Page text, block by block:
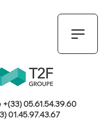
+(33)05.61.54.39.60
01.45.97.43.67